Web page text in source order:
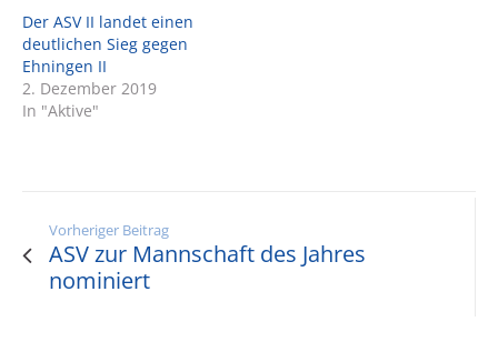
Der ASV II landet einen
deutlichen Sieg gegen
Ehningen II
2. Dezember 2019
In "Aktive"
Vorheriger Beitrag
ASV zur Mannschaft des Jahres
nominiert